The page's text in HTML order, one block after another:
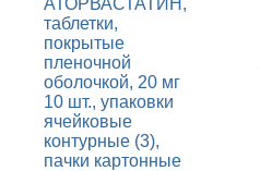
АТОРВАСТАТИН,
таблетки,
покрытые
пленочной
оболочкой, 20 мг
10 шт., упаковки
ячейковые
контурные (3),
пачки картонные